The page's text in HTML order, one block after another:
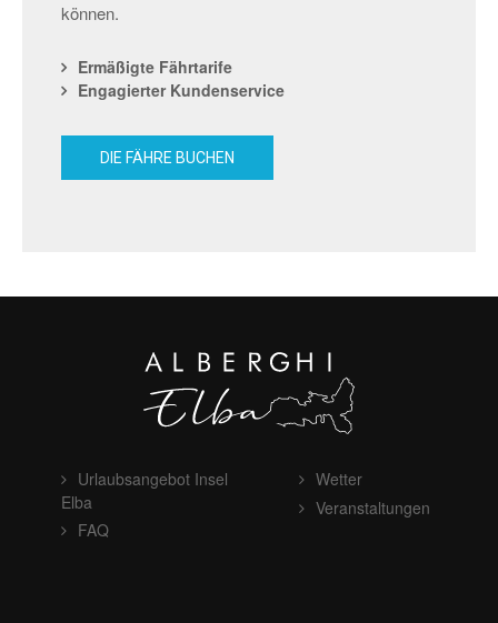
können.
Ermäßigte Fährtarife
Engagierter Kundenservice
DIE FÄHRE BUCHEN
Urlaubsangebot Insel
Elba
FAQ
Wetter
Veranstaltungen